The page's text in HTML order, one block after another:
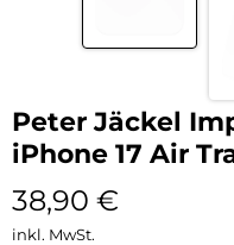
Peter Jäckel
iPhone 17 Air
38,90 €
inkl. MwSt.